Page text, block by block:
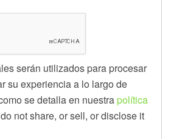
serán utilizados para procesar
su experiencia a lo largo de
se detalla en nuestra política
not share, or sell, or disclose it